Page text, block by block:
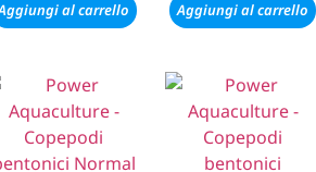
al carrello Aggiungi al carrello